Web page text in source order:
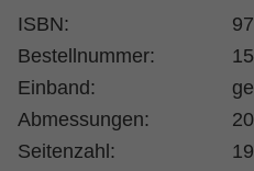
ISBN:
Bestellnummer:
Einband:
Abmessungen:
Seitenzahl: